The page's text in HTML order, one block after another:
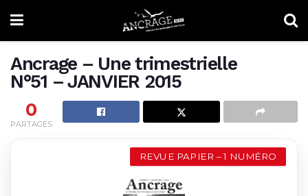
Ancrage – Une trimestrielle
N°51 – JANVIER 2015
0
PARTAGES
REVUE PAPIER – 1 NUMÉRO